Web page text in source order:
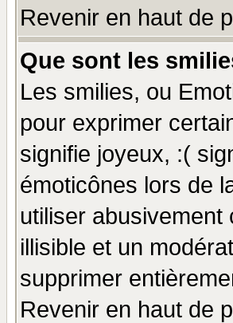
Revenir en haut de
Que sont les
Les smilies, ou
pour exprimer
signifie joyeux, :(
émoticônes lors de
utiliser
illisible et un
supprimer
Revenir en haut de